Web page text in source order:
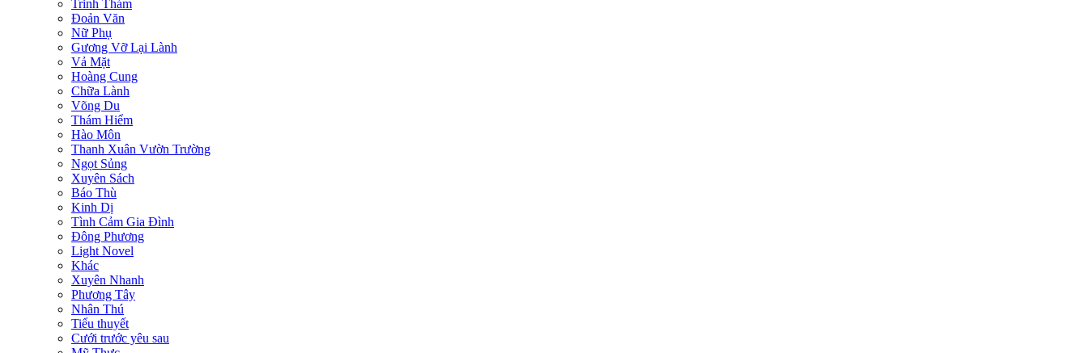
Trinh Thám
Đoản Văn
Nữ Phụ
Gương Vỡ Lại Lành
Vả Mặt
Hoàng Cung
Chữa Lành
Võng Du
Thám Hiểm
Hào Môn
Thanh Xuân Vườn Trường
Ngọt Sủng
Xuyên Sách
Báo Thù
Kinh Dị
Tình Cảm Gia Đình
Đông Phương
Light Novel
Khác
Xuyên Nhanh
Phương Tây
Nhân Thú
Tiểu thuyết
Cưới trước yêu sau